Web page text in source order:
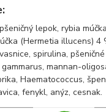
lepok, rybia
(Hermetia illucens) 4
spirulina,
mannan-
Haematococcus,
fenykl, anýz, cesnak.